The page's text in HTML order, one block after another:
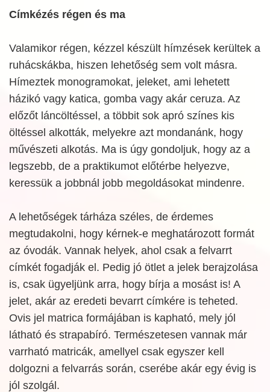
Címkézés régen és ma
Valamikor régen, kézzel készült hímzések kerültek a
ruhácskákba, hiszen lehetőség sem volt másra.
Hímeztek monogramokat, jeleket, ami lehetett
házikó vagy katica, gomba vagy akár ceruza. Az
előzőt láncöltéssel, a többit sok apró színes kis
öltéssel alkották, melyekre azt mondanánk, hogy
művészeti alkotás. Ma is úgy gondoljuk, hogy az a
legszebb, de a praktikumot előtérbe helyezve,
keressük a jobbnál jobb megoldásokat mindenre.
A lehetőségek tárháza széles, de érdemes
megtudakolni, hogy kérnek-e meghatározott formát
az óvodák. Vannak helyek, ahol csak a felvarrt
címkét fogadják el. Pedig jó ötlet a jelek berajzolása
is, csak ügyeljünk arra, hogy bírja a mosást is! A
jelet, akár az eredeti bevarrt címkére is teheted.
Ovis jel matrica formájában is kapható, mely jól
látható és strapabíró. Természetesen vannak már
varrható matricák, amellyel csak egyszer kell
dolgozni a felvarrás során, cserébe akár egy évig is
jól szolgál.